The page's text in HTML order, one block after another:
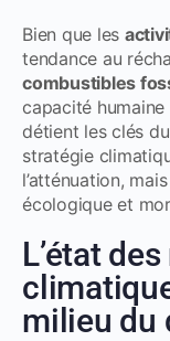
Bien que les
tendance au
combustibles
capacité
détient les clés
stratégie
l’atténuation,
écologique et
L’état
milieu du